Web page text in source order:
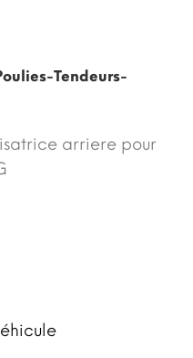
Tendeurs-
arriere pour